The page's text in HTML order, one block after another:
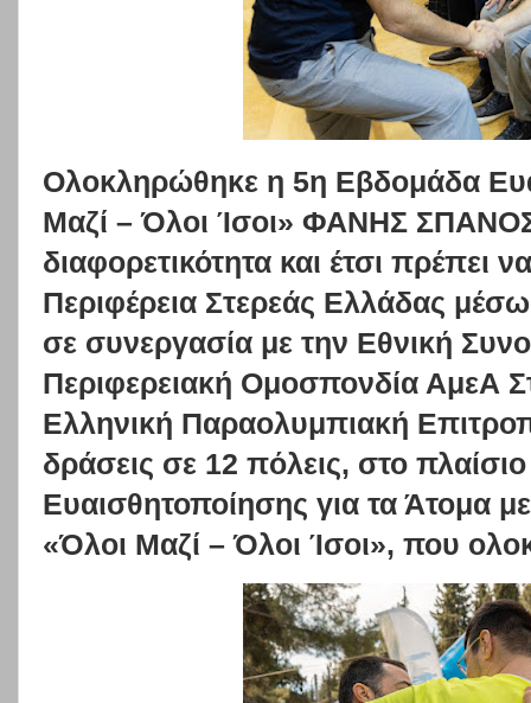
Ολοκληρώθηκε η 5η Εβδομάδα
Μαζί – Όλοι Ίσοι» ΦΑΝΗΣ
διαφορετικότητα και έτσι πρέπει
Περιφέρεια Στερεάς Ελλάδας
σε συνεργασία με την Εθνική
Περιφερειακή Ομοσπονδία ΑμεΑ
Ελληνική Παραολυμπιακή
δράσεις σε 12 πόλεις, στο
Ευαισθητοποίησης για τα Άτομα
«Όλοι Μαζί – Όλοι Ίσοι», που